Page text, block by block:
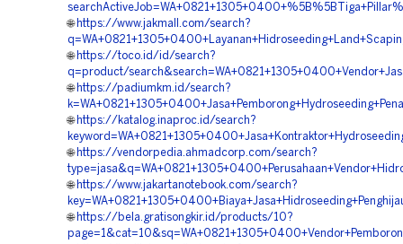
🌐 https://www.jakmall.com/search?
🌐 https://toco.id/id/search?
q=product/
🌐 https://padiumkm.id/search?
🌐 https://katalog.inaproc.id/search?
🌐 https://vendorpedia.ahmadcorp.com/search?
🌐 https://www.jakartanotebook.com/search?
🌐 https://bela.gratisongkir.id/products/10?